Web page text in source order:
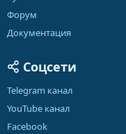
Форум
Документация
Соцсети
Telegram канал
YouTube канал
Facebook